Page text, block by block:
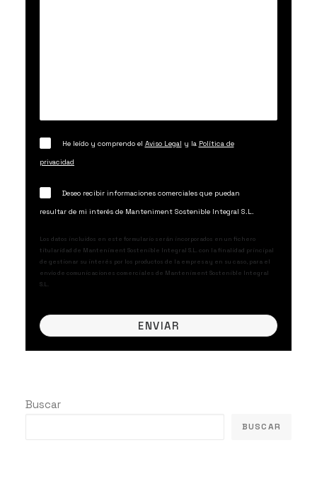
He leído y comprendo el Aviso Legal y la Política de
privacidad
Deseo recibir informaciones comerciales que puedan
resultar de mi interés de Manteniment Sostenible Integral S.L.
Los datos incluidos en este formulario serán incorporados en un fichero
titularidad de Manteniment Sostenible Integral S.L. con la finalidad principal
de gestionar su interés por los productos de la empresa y en su caso, para el
envío de comunicaciones comerciales de Manteniment Sostenible Integral
S.L.
Buscar
BUSCAR